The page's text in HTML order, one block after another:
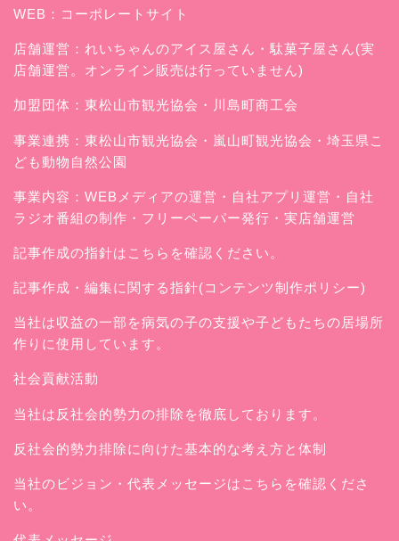
WEB： コーポレートサイト
店舗運営： れいちゃんのアイス屋さん ・駄菓子屋さん(実
店舗運営。オンライン販売は行っていません)
加盟団体：東松山市観光協会・川島町商工会
事業連携：東松山市観光協会・嵐山町観光協会・埼玉県こ
ども動物自然公園
事業内容：WEBメディアの運営・自社アプリ運営・自社
ラジオ番組の制作・フリーペーパー発行・実店舗運営
記事作成の指針はこちらを確認ください。
記事作成・編集に関する指針(コンテンツ制作ポリシー)
当社は収益の一部を病気の子の支援や子どもたちの居場所
作りに使用しています。
社会貢献活動
当社は反社会的勢力の排除を徹底しております。
反社会的勢力排除に向けた基本的な考え方と体制
当社のビジョン・代表メッセージはこちらを確認くださ
い。